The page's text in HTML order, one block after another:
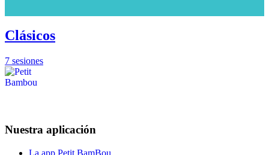
Clásicos
7 sesiones
Nuestra aplicación
La app Petit BamBou